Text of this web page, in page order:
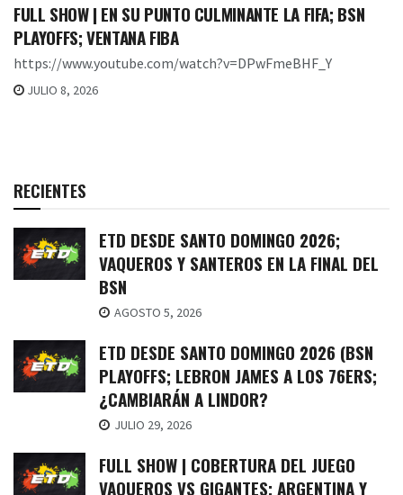
FULL SHOW | EN SU PUNTO CULMINANTE LA FIFA; BSN
PLAYOFFS; VENTANA FIBA
https://www.youtube.com/watch?v=DPwFmeBHF_Y
JULIO 8, 2026
RECIENTES
ETD DESDE SANTO DOMINGO 2026;
VAQUEROS Y SANTEROS EN LA FINAL DEL
BSN
AGOSTO 5, 2026
ETD DESDE SANTO DOMINGO 2026 (BSN
PLAYOFFS; LEBRON JAMES A LOS 76ERS;
¿CAMBIARÁN A LINDOR?
JULIO 29, 2026
FULL SHOW | COBERTURA DEL JUEGO
VAQUEROS VS GIGANTES; ARGENTINA Y